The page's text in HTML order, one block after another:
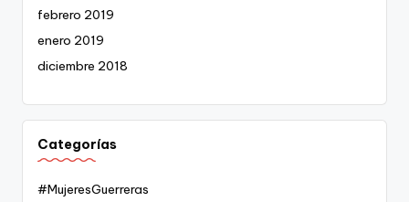
febrero 2019
enero 2019
diciembre 2018
Categorías
#MujeresGuerreras